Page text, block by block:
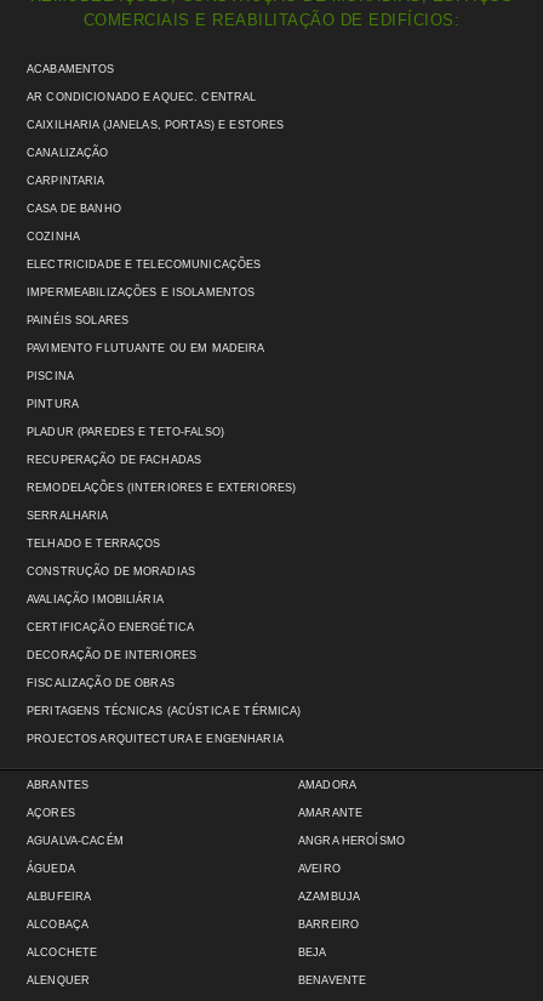
COMERCIAIS E REABILITAÇÃO DE EDIFÍCIOS:
ACABAMENTOS
AR CONDICIONADO E AQUEC. CENTRAL
CAIXILHARIA (JANELAS, PORTAS) E ESTORES
CANALIZAÇÃO
CARPINTARIA
CASA DE BANHO
COZINHA
ELECTRICIDADE E TELECOMUNICAÇÕES
IMPERMEABILIZAÇÕES E ISOLAMENTOS
PAINÉIS SOLARES
PAVIMENTO FLUTUANTE OU EM MADEIRA
PISCINA
PINTURA
PLADUR (PAREDES E TETO-FALSO)
RECUPERAÇÃO DE FACHADAS
REMODELAÇÕES (INTERIORES E EXTERIORES)
SERRALHARIA
TELHADO E TERRAÇOS
CONSTRUÇÃO DE MORADIAS
AVALIAÇÃO IMOBILIÁRIA
CERTIFICAÇÃO ENERGÉTICA
DECORAÇÃO DE INTERIORES
FISCALIZAÇÃO DE OBRAS
PERITAGENS TÉCNICAS (ACÚSTICA E TÉRMICA)
PROJECTOS ARQUITECTURA E ENGENHARIA
ABRANTES
AÇORES
AGUALVA-CACÉM
ÁGUEDA
ALBUFEIRA
ALCOBAÇA
ALCOCHETE
ALENQUER
AMADORA
AMARANTE
ANGRA HEROÍSMO
AVEIRO
AZAMBUJA
BARREIRO
BEJA
BENAVENTE